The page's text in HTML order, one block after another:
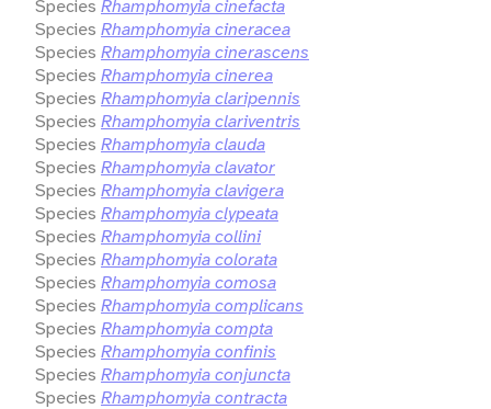
Species Rhamphomyia cinefacta
Species Rhamphomyia cineracea
Species Rhamphomyia cinerascens
Species Rhamphomyia cinerea
Species Rhamphomyia claripennis
Species Rhamphomyia clariventris
Species Rhamphomyia clauda
Species Rhamphomyia clavator
Species Rhamphomyia clavigera
Species Rhamphomyia clypeata
Species Rhamphomyia collini
Species Rhamphomyia colorata
Species Rhamphomyia comosa
Species Rhamphomyia complicans
Species Rhamphomyia compta
Species Rhamphomyia confinis
Species Rhamphomyia conjuncta
Species Rhamphomyia contracta